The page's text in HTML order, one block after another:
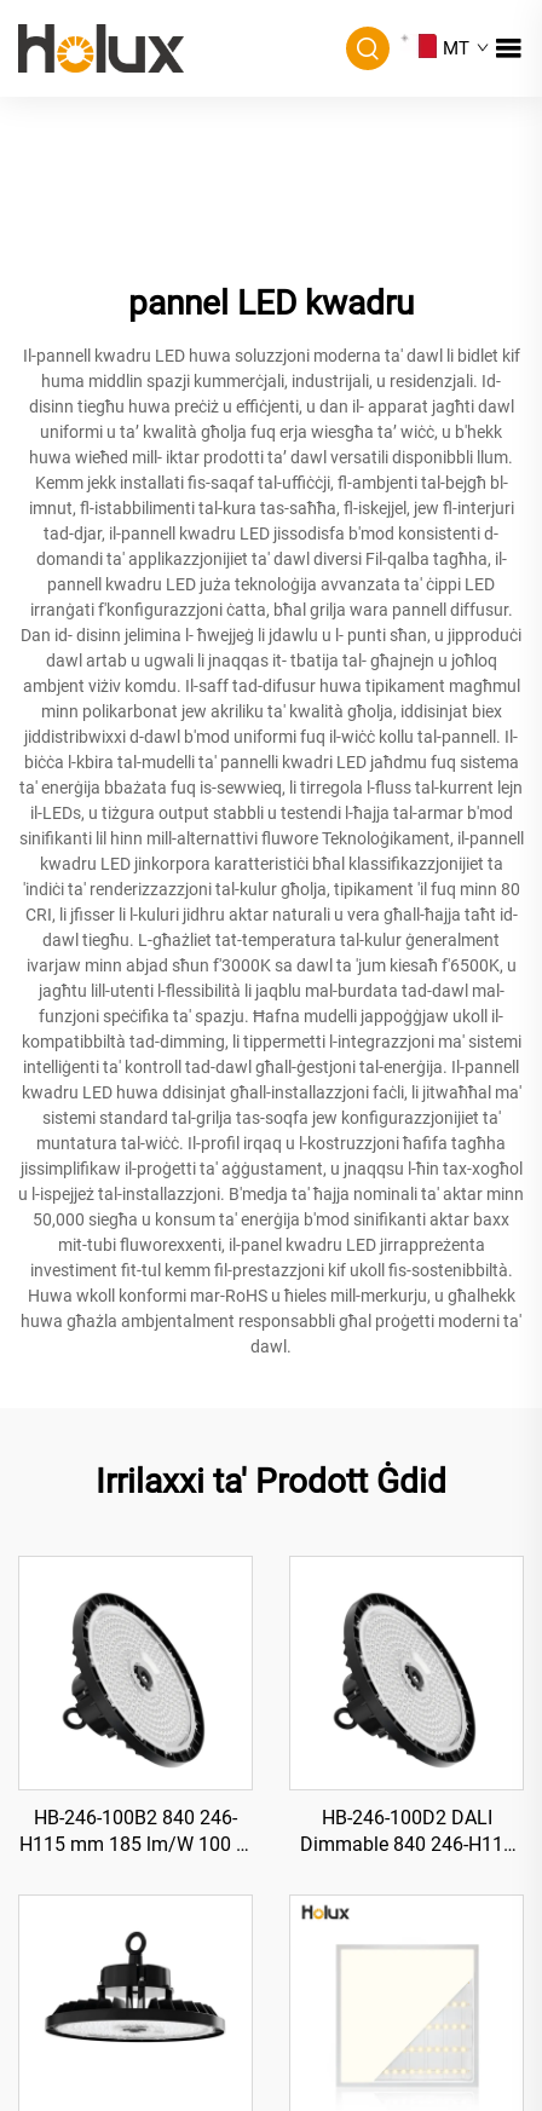
MT
pannel LED kwadru
Il-pannell kwadru LED huwa soluzzjoni moderna ta' dawl li bidlet kif
huma middlin spazji kummerċjali, industrijali, u residenzjali. Id-
disinn tiegħu huwa preċiż u effiċjenti, u dan il- apparat jagħti dawl
uniformi u taʼ kwalità għolja fuq erja wiesgħa taʼ wiċċ, u b'hekk
huwa wieħed mill- iktar prodotti taʼ dawl versatili disponibbli llum.
Kemm jekk installati fis-saqaf tal-uffiċċji, fl-ambjenti tal-bejgħ bl-
imnut, fl-istabbilimenti tal-kura tas-saħħa, fl-iskejjel, jew fl-interjuri
tad-djar, il-pannell kwadru LED jissodisfa b'mod konsistenti d-
domandi ta' applikazzjonijiet ta' dawl diversi Fil-qalba tagħha, il-
pannell kwadru LED juża teknoloġija avvanzata ta' ċippi LED
irranġati f'konfigurazzjoni ċatta, bħal grilja wara pannell diffusur.
Dan id- disinn jelimina l- ħwejjeġ li jdawlu u l- punti sħan, u jipproduċi
dawl artab u ugwali li jnaqqas it- tbatija tal- għajnejn u joħloq
ambjent viżiv komdu. Il-saff tad-difusur huwa tipikament magħmul
minn polikarbonat jew akriliku ta' kwalità għolja, iddisinjat biex
jiddistribwixxi d-dawl b'mod uniformi fuq il-wiċċ kollu tal-pannell. Il-
biċċa l-kbira tal-mudelli ta' pannelli kwadri LED jaħdmu fuq sistema
ta' enerġija bbażata fuq is-sewwieq, li tirregola l-fluss tal-kurrent lejn
il-LEDs, u tiżgura output stabbli u testendi l-ħajja tal-armar b'mod
sinifikanti lil hinn mill-alternattivi fluwore Teknoloġikament, il-pannell
kwadru LED jinkorpora karatteristiċi bħal klassifikazzjonijiet ta
'indiċi ta' renderizzazzjoni tal-kulur għolja, tipikament 'il fuq minn 80
CRI, li jfisser li l-kuluri jidhru aktar naturali u vera għall-ħajja taħt id-
dawl tiegħu. L-għażliet tat-temperatura tal-kulur ġeneralment
ivarjaw minn abjad sħun f'3000K sa dawl ta 'jum kiesaħ f'6500K, u
jagħtu lill-utenti l-flessibilità li jaqblu mal-burdata tad-dawl mal-
funzjoni speċifika ta' spazju. Ħafna mudelli jappoġġjaw ukoll il-
kompatibbiltà tad-dimming, li tippermetti l-integrazzjoni ma' sistemi
intelliġenti ta' kontroll tad-dawl għall-ġestjoni tal-enerġija. Il-pannell
kwadru LED huwa ddisinjat għall-installazzjoni faċli, li jitwaħħal ma'
sistemi standard tal-grilja tas-soqfa jew konfigurazzjonijiet ta'
muntatura tal-wiċċ. Il-profil irqaq u l-kostruzzjoni ħafifa tagħha
jissimplifikaw il-proġetti ta' aġġustament, u jnaqqsu l-ħin tax-xogħol
u l-ispejjeż tal-installazzjoni. B'medja ta' ħajja nominali ta' aktar minn
50,000 siegħa u konsum ta' enerġija b'mod sinifikanti aktar baxx
mit-tubi fluworexxenti, il-panel kwadru LED jirrappreżenta
investiment fit-tul kemm fil-prestazzjoni kif ukoll fis-sostenibbiltà.
Huwa wkoll konformi mar-RoHS u ħieles mill-merkurju, u għalhekk
huwa għażla ambjentalment responsabbli għal proġetti moderni ta'
dawl.
Irrilaxxi ta' Prodott Ġdid
HB-246-100B2 840 246-
H115 mm 185 lm/W 100 W
Għoli Ħajji (UFO) għall-
HB-246-100D2 DALI
Dimmable 840 246-H115
18500 lm Illuminatur LED
Għoli Ħajji (UFO) għall-
Bajjiet